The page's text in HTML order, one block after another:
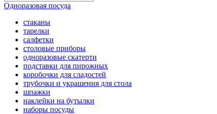
Одноразовая посуда
стаканы
тарелки
салфетки
столовые приборы
одноразовые скатерти
подставки для пирожных
коробочки для сладостей
трубочки и украшения для стола
шпажки
наклейки на бутылки
наборы посуды